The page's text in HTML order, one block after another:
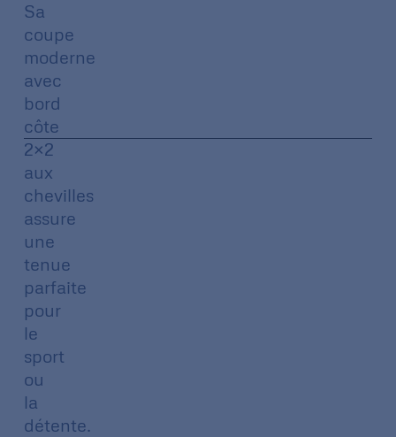
Sa
coupe
moderne
avec
bord
côte
2×2
aux
chevilles
assure
une
tenue
parfaite
pour
le
sport
ou
la
détente.